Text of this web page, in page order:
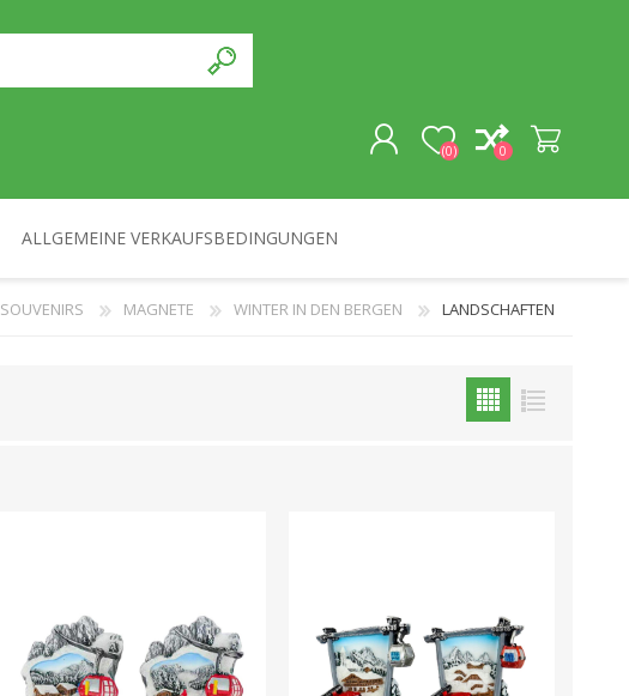
ANMELDEN
(0) 0
MAGNETE
SCHNEEKUGELN
ALLGEMEINE VERKAUFSBEDINGUNGEN
SOUVENIRS MAGNETE WINTER IN DEN BERGEN LANDSCHAFTEN